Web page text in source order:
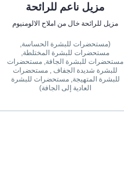
مزيل ناعم للرائحة
مزيل للرائحة خال من املاح الالومنيوم
(مستحضرات للبشرة الحساسة,
مستحضرات للبشرة المختلطة,
مستحضرات للبشرة الجافة, مستحضرات
للبشرة شديدة الجفاف , مستحضرات
للبشرة المتهيجة, مستحضرات للبشرة
العادية إلى الجافة)